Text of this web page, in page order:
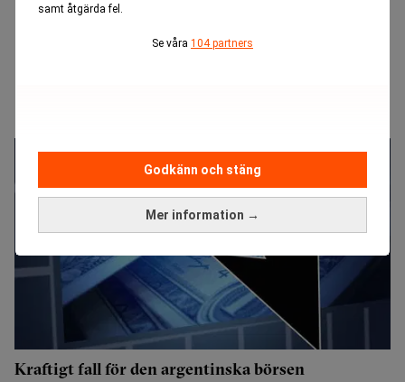
samt åtgärda fel.
Se våra 104 partners
Mer information →
Godkänn och stäng
Kraftigt fall för den argentinska börsen